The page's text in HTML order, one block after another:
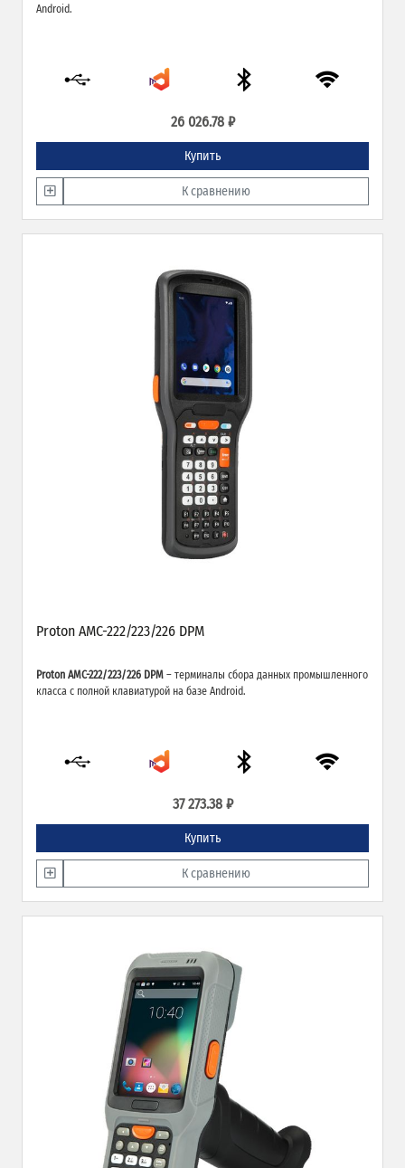
Android.
26 026.78 ₽
Купить
К сравнению
Proton AMC-222/223/226 DPM
Proton AMC-222/223/226 DPM – терминалы сбора данных промышленного
класса с полной клавиатурой на базе Android.
37 273.38 ₽
Купить
К сравнению